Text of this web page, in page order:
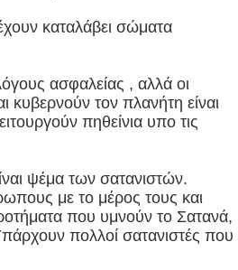
καταλάβει σώματα
ασφαλείας , αλλά οι
κυβερνούν τον πλανήτη είναι
πηθείνια υπο τις
ψέμα των σατανιστών.
με το μέρος τους και
που υμνούν το Σατανά,
πολλοί σατανιστές που